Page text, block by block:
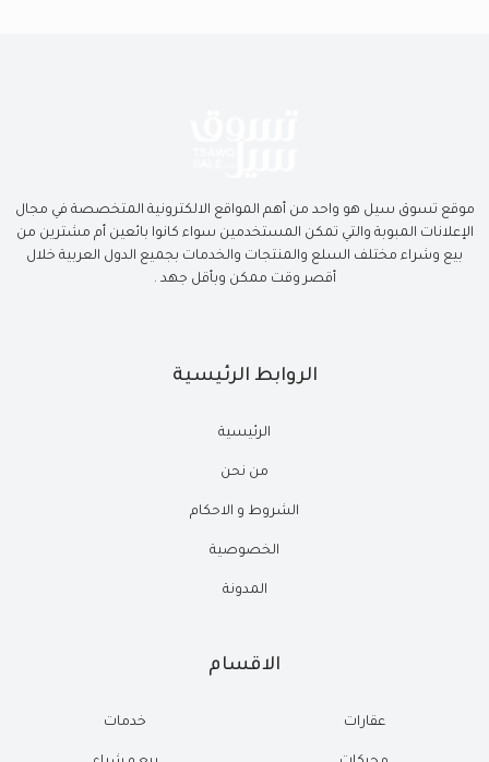
موقع تسوق سيل هو واحد من أهم المواقع الالكترونية المتخصصة في مجال
الإعلانات المبوبة والتي تمكن المستخدمين سواء كانوا بائعين أم مشترين من
بيع وشراء مختلف السلع والمنتجات والخدمات بجميع الدول العربية خلال
أقصر وقت ممكن وبأقل جهد .
الروابط الرئيسية
الرئيسية
من نحن
الشروط و الاحكام
الخصوصية
المدونة
الاقسام
عقارات خدمات